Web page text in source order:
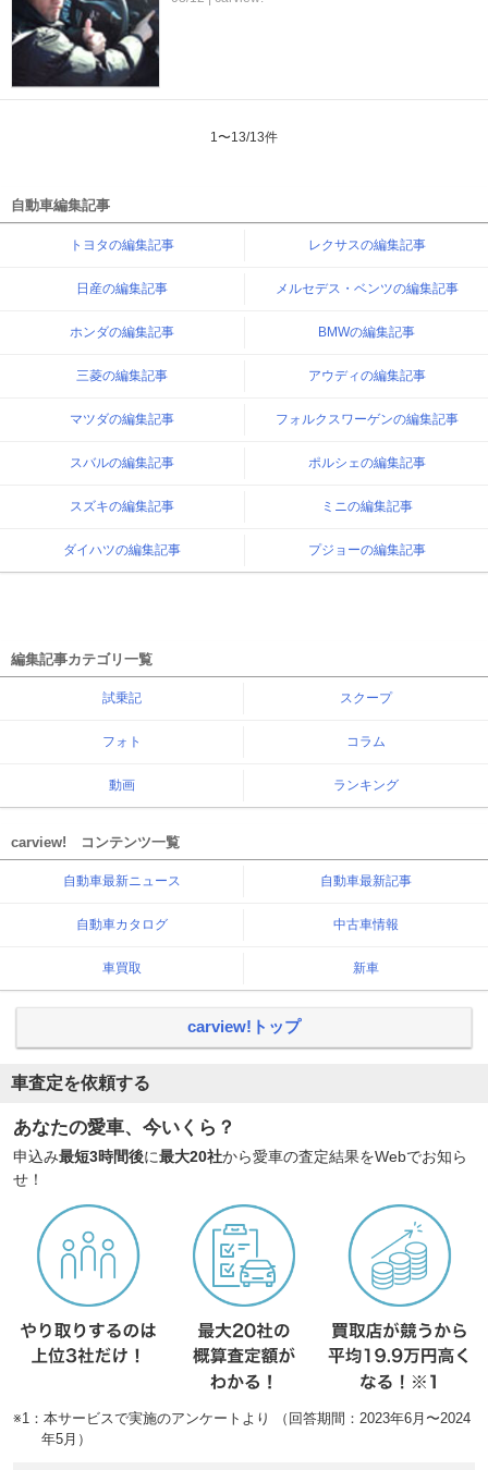
1〜13/13件
自動車編集記事
トヨタの編集記事 レクサスの編集記事
日産の編集記事 メルセデス・ベンツの編集記事
ホンダの編集記事 BMWの編集記事
三菱の編集記事 アウディの編集記事
マツダの編集記事 フォルクスワーゲンの編集記事
スバルの編集記事 ポルシェの編集記事
スズキの編集記事 ミニの編集記事
ダイハツの編集記事 プジョーの編集記事
編集記事カテゴリ一覧
試乗記 スクープ
フォト コラム
動画 ランキング
carview! コンテンツ一覧
自動車最新ニュース 自動車最新記事
自動車カタログ 中古車情報
車買取 新車
carview!トップ
車査定を依頼する
あなたの愛車、今いくら？
申込み最短3時間後に最大20社から愛車の査定結果をWebでお知ら
せ！
※1：本サービスで実施のアンケートより （回答期間：2023年6月〜2024
年5月）